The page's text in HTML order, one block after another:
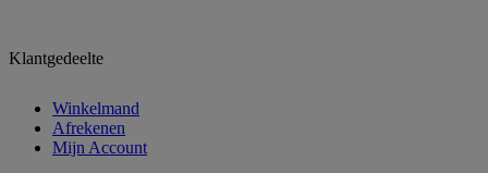
Klantgedeelte
Winkelmand
Afrekenen
Mijn Account